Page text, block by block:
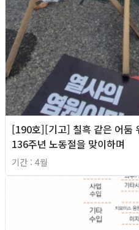
[190호][기고] 칠흑 같은 어둠
136주년 노동절을 맞이하며
기간 : 4월